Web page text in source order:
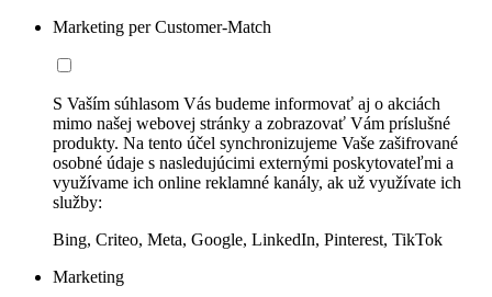
Marketing per Customer-Match
S Vaším súhlasom Vás budeme informovať aj o akciách
mimo našej webovej stránky a zobrazovať Vám príslušné
produkty. Na tento účel synchronizujeme Vaše zašifrované
osobné údaje s nasledujúcimi externými poskytovateľmi a
využívame ich online reklamné kanály, ak už využívate ich
služby:
Bing, Criteo, Meta, Google, LinkedIn, Pinterest, TikTok
Marketing